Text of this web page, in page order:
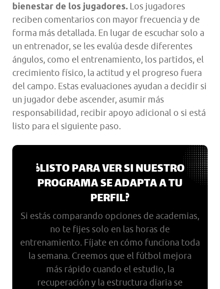
bienestar de los jugadores. Los jugadores
reciben comentarios con mayor frecuencia y de
forma más detallada. En lugar de escuchar solo a
un entrenador, se les evalúa desde diferentes
ángulos, como el entrenamiento, los partidos, el
crecimiento físico, la actitud y el progreso fuera
del campo. Estas evaluaciones ayudan a decidir si
un jugador debe ascender, asumir más
responsabilidad, recibir apoyo adicional o si está
listo para el siguiente paso.
¿LISTO PARA VER SI NUESTRO
PROGRAMA SE ADAPTA A TU
PERFIL?
Si estás comparando opciones de academias,
no te fijes solo en las horas de
entrenamiento. Fíjate en cómo funciona toda
la semana. Creemos que el fútbol mejora
más rápido cuando el estudio, la
recuperación y la estructura diaria se